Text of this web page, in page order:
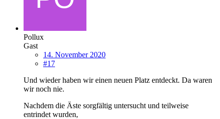
Pollux
Gast
14. November 2020
#17
Und wieder haben wir einen neuen Platz entdeckt. Da waren
wir noch nie.
Nachdem die Äste sorgfältig untersucht und teilweise
entrindet wurden,